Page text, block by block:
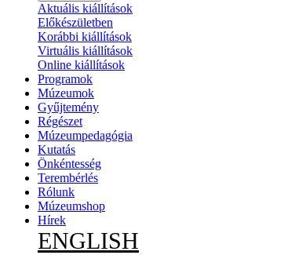
Aktuális kiállítások
Előkészületben
Korábbi kiállítások
Virtuális kiállítások
Online kiállítások
Programok
Múzeumok
Gyűjtemény
Régészet
Múzeumpedagógia
Kutatás
Önkéntesség
Terembérlés
Rólunk
Múzeumshop
Hírek
ENGLISH